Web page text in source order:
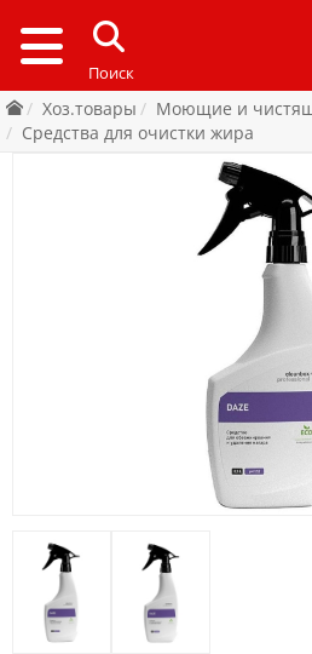
Хоз.товары
Моющие и
Средства для очистки жира